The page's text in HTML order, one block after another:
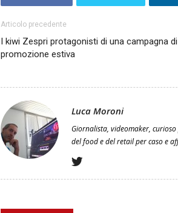
Articolo precedente
I kiwi Zespri protagonisti di una campagna di
promozione estiva
Luca Moroni
Giornalista, videomaker,
del food e del retail per caso e